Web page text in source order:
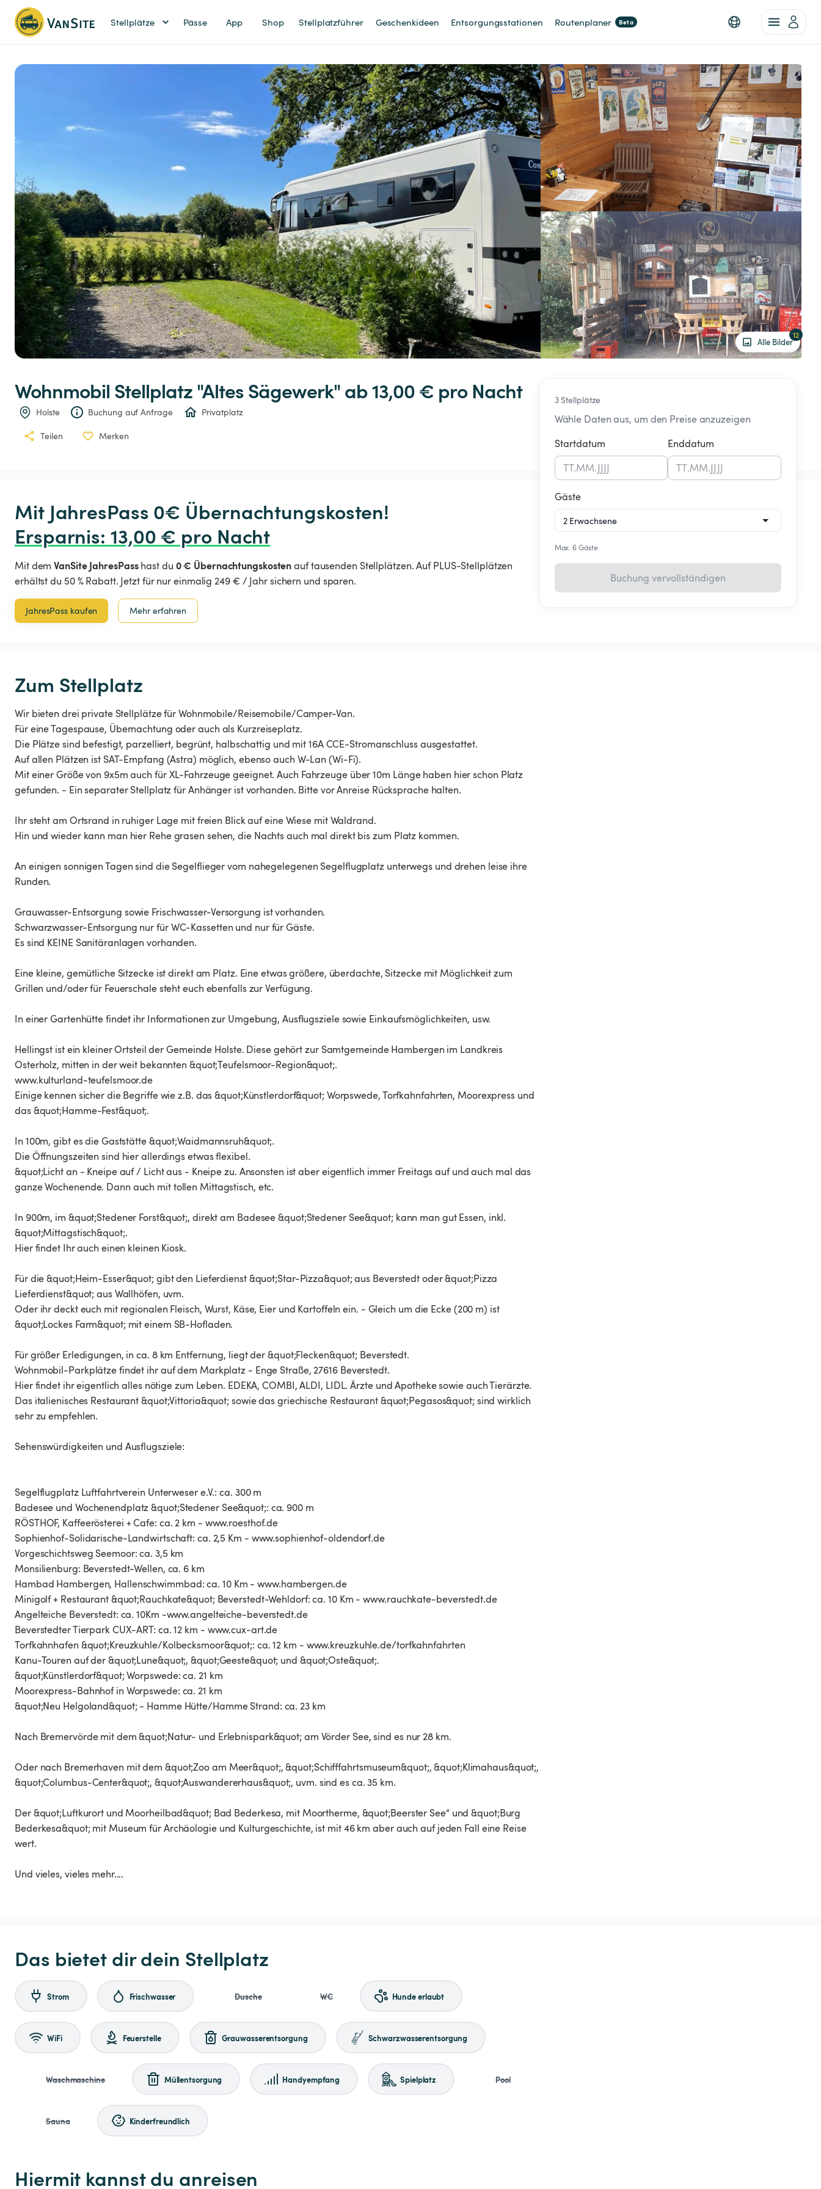
Stellplätze Pässe App Shop Stellplatzführer Geschenkideen Entsorgungsstationen Routenplaner Beta
Alle Bilder
12
Wohnmobil Stellplatz "AltesSägewerk" ab 13,00 € pro Nacht
Holste Buchung auf Anfrage Privatplatz
Teilen Merken
3 Stellplätze
Wähle Daten aus, um den Preise anzuzeigen
Startdatum
TT.MM.JJJJ
Enddatum
TT.MM.JJJJ
Gäste
Max. 6 Gäste
Buchung vervollständigen
Ersparnis: 13,00 € pro Nacht
Mit demVanSite JahresPasshast du 0 € Übernachtungskostenauf tausenden Stellplätzen. Auf PLUS-Stellplätzen
erhältst du 50 % Rabatt. Jetzt für nur einmalig 249 € / Jahr sichern und sparen.
JahresPass kaufen Mehr erfahren
Zum Stellplatz
Wir bieten drei private Stellplätze für Wohnmobile/Reisemobile/Camper-Van.
Für eine Tagespause, Übernachtung oder auch als Kurzreiseplatz.
Die Plätze sind befestigt, parzelliert, begrünt, halbschattig und mit 16A CCE-Stromanschluss ausgestattet.
Auf allen Plätzen ist SAT-Empfang (Astra) möglich, ebenso auch W-Lan (Wi-Fi).
Mit einer Größe von 9x5m auch für XL-Fahrzeuge geeignet. Auch Fahrzeuge über 10m Länge haben hier schon Platz
gefunden. - Ein separater Stellplatz für Anhänger ist vorhanden. Bitte vor Anreise Rücksprache halten.
Ihr steht am Ortsrand in ruhiger Lage mit freien Blick auf eine Wiese mit Waldrand.
Hin und wieder kann man hier Rehe grasen sehen, die Nachts auch mal direkt bis zum Platz kommen.
An einigen sonnigen Tagen sind die Segelflieger vom nahegelegenen Segelflugplatz unterwegs und drehen leise ihre
Runden.
Grauwasser-Entsorgung sowie Frischwasser-Versorgung ist vorhanden.
Schwarzwasser-Entsorgung nur für WC-Kassetten und nur für Gäste.
Es sind KEINE Sanitäranlagen vorhanden.
Eine kleine, gemütliche Sitzecke ist direkt am Platz. Eine etwas größere, überdachte, Sitzecke mit Möglichkeit zum
Grillen und/oder für Feuerschale steht euch ebenfalls zur Verfügung.
In einer Gartenhütte findet ihr Informationen zur Umgebung, Ausflugsziele sowie Einkaufsmöglichkeiten, usw.
Hellingst ist ein kleiner Ortsteil der Gemeinde Holste. Diese gehört zur Samtgemeinde Hambergen im Landkreis
Osterholz, mitten in der weit bekannten &quot;Teufelsmoor-Region&quot;.
www.kulturland-teufelsmoor.de
Einige kennen sicher die Begriffe wie z.B. das &quot;Künstlerdorf&quot; Worpswede, Torfkahnfahrten, Moorexpress und
das &quot;Hamme-Fest&quot;.
In 100m, gibt es die Gaststätte &quot;Waidmannsruh&quot;.
Die Öffnungszeiten sind hier allerdings etwas flexibel.
&quot;Licht an - Kneipe auf / Licht aus - Kneipe zu. Ansonsten ist aber eigentlich immer Freitags auf und auch mal das
ganze Wochenende. Dann auch mit tollen Mittagstisch, etc.
In 900m, im &quot;Stedener Forst&quot;, direkt am Badesee &quot;Stedener See&quot; kann man gut Essen, inkl.
&quot;Mittagstisch&quot;.
Hier findet Ihr auch einen kleinen Kiosk.
Für die &quot;Heim-Esser&quot; gibt den Lieferdienst &quot;Star-Pizza&quot; aus Beverstedt oder &quot;Pizza
Lieferdienst&quot; aus Wallhöfen, uvm.
Oder ihr deckt euch mit regionalen Fleisch, Wurst, Käse, Eier und Kartoffeln ein. - Gleich um die Ecke (200 m) ist
&quot;Lockes Farm&quot; mit einem SB-Hofladen.
Für größer Erledigungen, in ca. 8 km Entfernung, liegt der &quot;Flecken&quot; Beverstedt.
Wohnmobil-Parkplätze findet ihr auf dem Markplatz - Enge Straße, 27616 Beverstedt.
Hier findet ihr eigentlich alles nötige zum Leben. EDEKA, COMBI, ALDI, LIDL. Ärzte und Apotheke sowie auch Tierärzte.
Das italienisches Restaurant &quot;Vittoria&quot; sowie das griechische Restaurant &quot;Pegasos&quot; sind wirklich
sehr zu empfehlen.
Sehenswürdigkeiten und Ausflugsziele:
Segelflugplatz Luftfahrtverein Unterweser e.V.: ca. 300 m
Badesee und Wochenendplatz &quot;Stedener See&quot;: ca. 900 m
RÖSTHOF, Kaffeerösterei + Cafe: ca. 2 km - www.roesthof.de
Sophienhof-Solidarische-Landwirtschaft: ca. 2,5 Km - www.sophienhof-oldendorf.de
Vorgeschichtsweg Seemoor: ca. 3,5 km
Monsilienburg: Beverstedt-Wellen, ca. 6 km
Hambad Hambergen, Hallenschwimmbad: ca. 10 Km - www.hambergen.de
Minigolf + Restaurant &quot;Rauchkate&quot; Beverstedt-Wehldorf: ca. 10 Km - www.rauchkate-beverstedt.de
Angelteiche Beverstedt: ca. 10Km -www.angelteiche-beverstedt.de
Beverstedter Tierpark CUX-ART: ca. 12 km - www.cux-art.de
Torfkahnhafen &quot;Kreuzkuhle/Kolbecksmoor&quot;: ca. 12 km - www.kreuzkuhle.de/torfkahnfahrten
Kanu-Touren auf der &quot;Lune&quot;, &quot;Geeste&quot; und &quot;Oste&quot;.
&quot;Künstlerdorf&quot; Worpswede: ca. 21 km
Moorexpress-Bahnhof in Worpswede: ca. 21 km
&quot;Neu Helgoland&quot; - Hamme Hütte/Hamme Strand: ca. 23 km
Nach Bremervörde mit dem &quot;Natur- und Erlebnispark&quot; am Vörder See, sind es nur 28 km.
Oder nach Bremerhaven mit dem &quot;Zoo am Meer&quot;, &quot;Schifffahrtsmuseum&quot;, &quot;Klimahaus&quot;,
&quot;Columbus-Center&quot;, &quot;Auswandererhaus&quot;, uvm. sind es ca. 35 km.
Der &quot;Luftkurort und Moorheilbad&quot; Bad Bederkesa, mit Moortherme, &quot;Beerster See“ und &quot;Burg
Bederkesa&quot; mit Museum für Archäologie und Kulturgeschichte, ist mit 46 km aber auch auf jeden Fall eine Reise
wert.
Und vieles, vieles mehr....
Das bietet dir dein Stellplatz
Strom Frischwasser Dusche WC Hunde erlaubt
WiFi Feuerstelle Grauwasserentsorgung Schwarzwasserentsorgung
Waschmaschine Müllentsorgung Handyempfang Spielplatz Pool
Sauna Kinderfreundlich
Hiermit kannst du anreisen